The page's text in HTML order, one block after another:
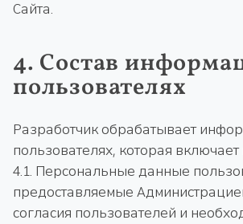
Сайта.
4. Состав
пользователях
Разработчик обрабатывает
пользователях, которая включает
4.1. Персональные данные
предоставляемые
согласия пользователей и